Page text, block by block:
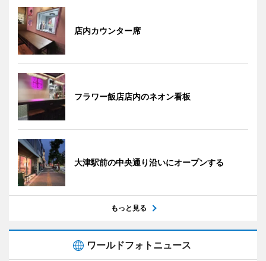
店内カウンター席
フラワー飯店店内のネオン看板
大津駅前の中央通り沿いにオープンする
もっと見る
ワールドフォトニュース